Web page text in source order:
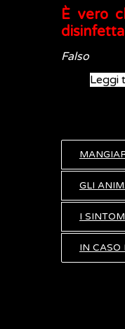
È vero
Falso
Leggi
GLI
I
IN CASO